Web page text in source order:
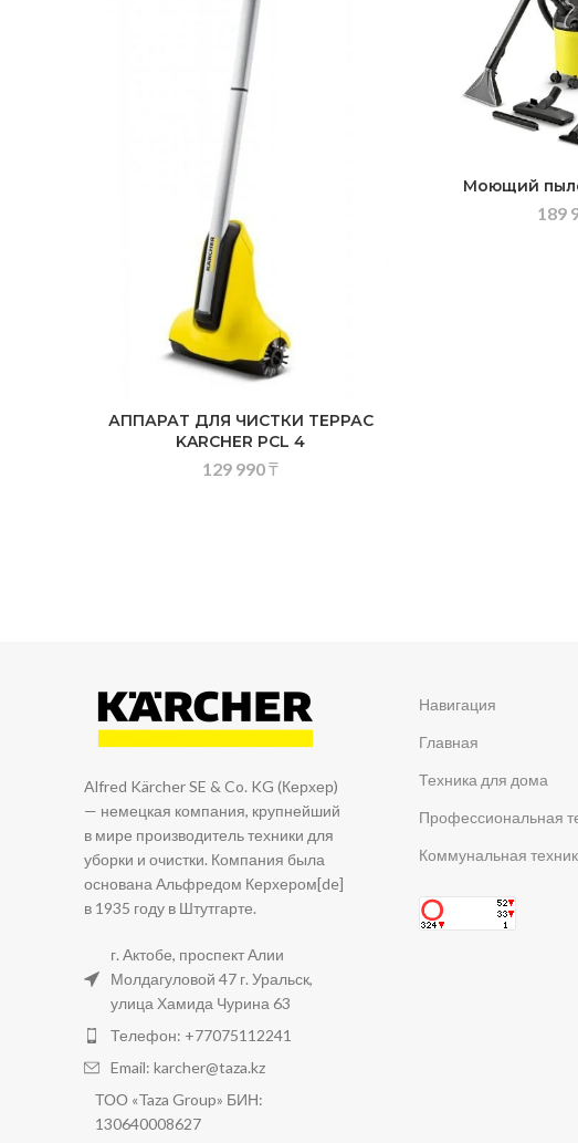
АППАРАТ ДЛЯ ЧИСТКИ ТЕРРАС
KARCHER PCL 4
129 990₸
Моющий
189
Alfred Kärcher SE & Co. KG (Керхер)
— немецкая компания, крупнейший
в мире производитель техники для
уборки и очистки. Компания была
основана Альфредом Керхером[de]
в 1935 году в Штутгарте.
г. Актобе, проспект Алии
Молдагуловой 47 г. Уральск,
улица Хамида Чурина 63
Телефон: +77075112241
Email: karcher@taza.kz
ТОО «Taza Group» БИН:
130640008627
Навигация
Главная
Техника для дома
Профессиональная
Коммунальная